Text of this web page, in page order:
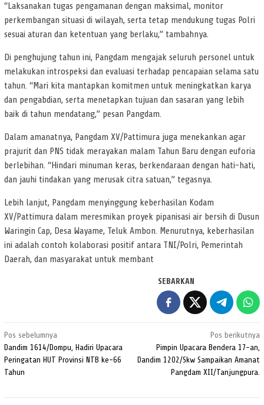
“Laksanakan tugas pengamanan dengan maksimal, monitor
perkembangan situasi di wilayah, serta tetap mendukung tugas Polri
sesuai aturan dan ketentuan yang berlaku,” tambahnya.
Di penghujung tahun ini, Pangdam mengajak seluruh personel untuk
melakukan introspeksi dan evaluasi terhadap pencapaian selama satu
tahun. “Mari kita mantapkan komitmen untuk meningkatkan karya
dan pengabdian, serta menetapkan tujuan dan sasaran yang lebih
baik di tahun mendatang,” pesan Pangdam.
Dalam amanatnya, Pangdam XV/Pattimura juga menekankan agar
prajurit dan PNS tidak merayakan malam Tahun Baru dengan euforia
berlebihan. “Hindari minuman keras, berkendaraan dengan hati-hati,
dan jauhi tindakan yang merusak citra satuan,” tegasnya.
Lebih lanjut, Pangdam menyinggung keberhasilan Kodam
XV/Pattimura dalam meresmikan proyek pipanisasi air bersih di Dusun
Waringin Cap, Desa Wayame, Teluk Ambon. Menurutnya, keberhasilan
ini adalah contoh kolaborasi positif antara TNI/Polri, Pemerintah
Daerah, dan masyarakat untuk membant
SEBARKAN
Navigasi
pos
Pos sebelumnya
Dandim 1614/Dompu, Hadiri Upacara
Peringatan HUT Provinsi NTB ke-66
Tahun
Pos berikutnya
Pimpin Upacara Bendera 17-an,
Dandim 1202/Skw Sampaikan Amanat
Pangdam XII/Tanjungpura.